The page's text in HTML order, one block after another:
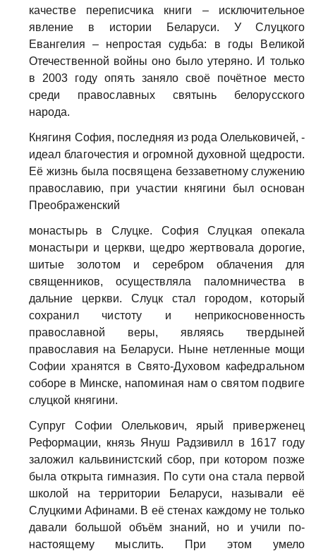
качестве переписчика книги – исключительное
явление в истории Беларуси. У Слуцкого
Евангелия – непростая судьба: в годы Великой
Отечественной войны оно было утеряно. И только
в 2003 году опять заняло своё почётное место
среди православных святынь белорусского
народа.
Княгиня София, последняя из рода Олельковичей, -
идеал благочестия и огромной духовной щедрости.
Её жизнь была посвящена беззаветному служению
православию, при участии княгини был основан
Преображенский
монастырь в Слуцке. София Слуцкая опекала
монастыри и церкви, щедро жертвовала дорогие,
шитые золотом и серебром облачения для
священников, осуществляла паломничества в
дальние церкви. Слуцк стал городом, который
сохранил чистоту и неприкосновенность
православной веры, являясь твердыней
православия на Беларуси. Ныне нетленные мощи
Софии хранятся в Свято-Духовом кафедральном
соборе в Минске, напоминая нам о святом подвиге
слуцкой княгини.
Супруг Софии Олелькович, ярый приверженец
Реформации, князь Януш Радзивилл в 1617 году
заложил кальвинистский сбор, при котором позже
была открыта гимназия. По сути она стала первой
школой на территории Беларуси, называли её
Слуцкими Афинами. В её стенах каждому не только
давали большой объём знаний, но и учили по-
настоящему мыслить. При этом умело